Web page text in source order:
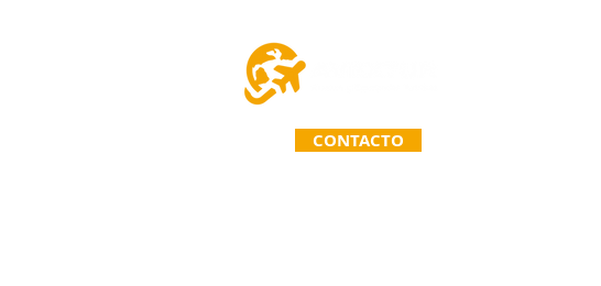
CONTACTO